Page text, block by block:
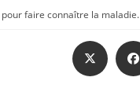
faire connaître la maladie.